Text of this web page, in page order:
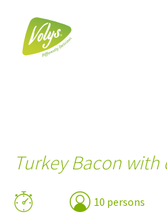
Turkey Bacon
10 persons